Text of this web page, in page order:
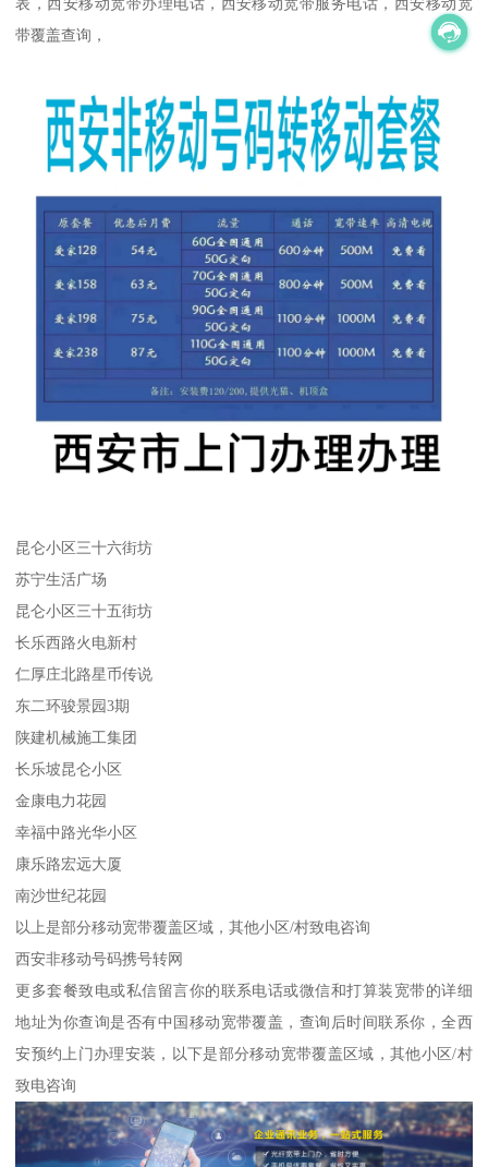
带覆盖查询，
昆仑小区三十六街坊
苏宁生活广场
昆仑小区三十五街坊
长乐西路火电新村
仁厚庄北路星币传说
东二环骏景园3期
陕建机械施工集团
长乐坡昆仑小区
金康电力花园
幸福中路光华小区
康乐路宏远大厦
南沙世纪花园
以上是部分移动宽带覆盖区域，其他小区/村致电咨询
西安非移动号码携号转网
更多套餐致电或私信留言你的联系电话或微信和打算装宽带的详细
地址为你查询是否有中国移动宽带覆盖，查询后时间联系你，全西
安预约上门办理安装，以下是部分移动宽带覆盖区域，其他小区/村
致电咨询